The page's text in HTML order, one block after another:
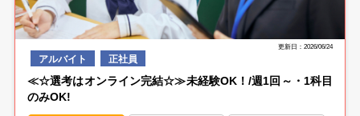
更新日：2026/06/24
アルバイト 正社員
≪☆選考はオンライン完結☆≫未経験OK！/週1回～・1科目
のみOK!